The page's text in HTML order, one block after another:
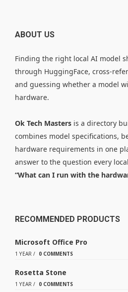
ABOUT US
Finding the right local AI model
through HuggingFace, cross-
and guessing whether a model
hardware.
Ok Tech Masters is a directory
combines model specifications,
hardware requirements in one
answer to the question every
“What can I run with the
RECOMMENDED PRODUCTS
Microsoft Office Pro
1 YEAR / 0 COMMENTS
Rosetta Stone
1 YEAR / 0 COMMENTS